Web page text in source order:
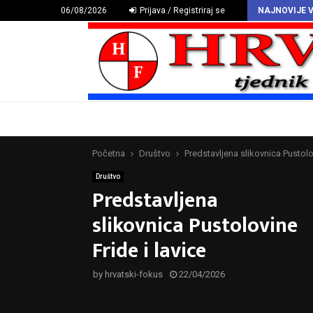
06/08/2026 Prijava / Registriraj se NAJNOVIJE
HAZU proglasio Deklaraciju o hrvatskomu povijesnom grbu
Početna Društvo Predstavljena slikovnica
Društvo
Predstavljena
slikovnica Pustolovine
Fride i lavice
by hrvatski-fokus 22/04/2026